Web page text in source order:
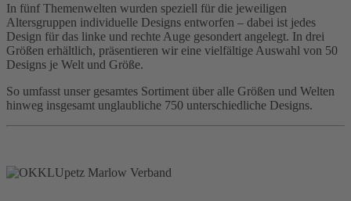
In fünf Themenwelten wurden speziell für die jeweiligen
Altersgruppen individuelle Designs entworfen – dabei ist jedes
Design für das linke und rechte Auge gesondert angelegt. In drei
Größen erhältlich, präsentieren wir eine vielfältige Auswahl von 50
Designs je Welt und Größe.
So umfasst unser gesamtes Sortiment über alle Größen und Welten
hinweg insgesamt unglaubliche 750 unterschiedliche Designs.